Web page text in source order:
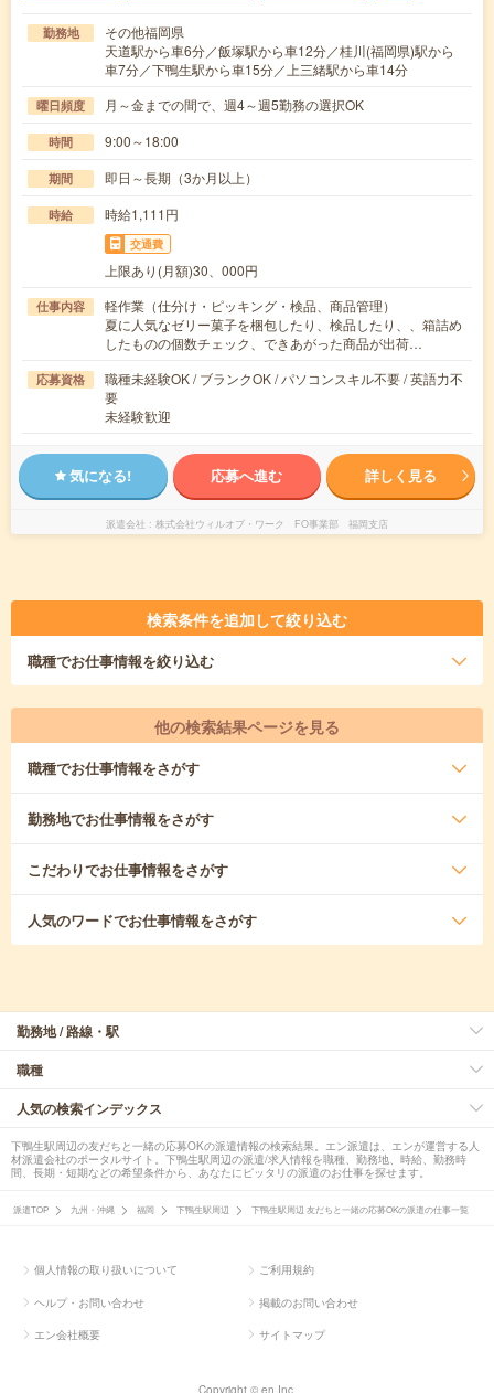
勤務地
その他福岡県
天道駅から車6分／飯塚駅から車12分／桂川(福岡県)駅から
車7分／下鴨生駅から車15分／上三緒駅から車14分
曜日頻度 月～金までの間で、週4～週5勤務の選択OK
時間 9:00～18:00
期間 即日～長期（3か月以上）
時給 時給1,111円
交通費
上限あり(月額)30、000円
仕事内容
軽作業（仕分け・ピッキング・検品、商品管理）
夏に人気なゼリー菓子を梱包したり、検品したり、、箱詰め
したものの個数チェック、できあがった商品が出荷…
応募資格
職種未経験OK / ブランクOK / パソコンスキル不要 / 英語力不
要
未経験歓迎
気になる! 応募へ進む 詳しく見る
派遣会社 株式会社ウィルオブ・ワーク FO事業部 福岡支店
検索条件を追加して絞り込む
職種でお仕事情報を絞り込む
他の検索結果ページを見る
職種でお仕事情報をさがす
勤務地でお仕事情報をさがす
こだわりでお仕事情報をさがす
人気のワードでお仕事情報をさがす
勤務地 / 路線・駅
職種
人気の検索インデックス
下鴨生駅周辺の友だちと一緒の応募OKの派遣情報の検索結果。エン派遣は、エンが運営する人
材派遣会社のポータルサイト。下鴨生駅周辺の派遣/求人情報を職種、勤務地、時給、勤務時
間、長期・短期などの希望条件から、あなたにピッタリの派遣のお仕事を探せます。
派遣TOP 九州・沖縄 福岡 下鴨生駅周辺 下鴨生駅周辺 友だちと一緒の応募OKの派遣の仕事一覧
個人情報の取り扱いについて ご利用規約
ヘルプ・お問い合わせ 掲載のお問い合わせ
エン会社概要 サイトマップ